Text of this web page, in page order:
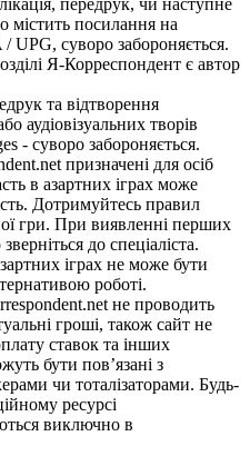
містить посилання на
UPG, суворо забороняється.
Я-Корреспондент є автор
та відтворення
аудіовізуальних творів
- суворо забороняється.
призначені для осіб
в азартних іграх може
Дотримуйтесь правил
гри. При виявленні перших
до спеціаліста.
іграх не може бути
роботі.
не проводить
гроші, також сайт не
ставок та інших
бути пов’язані з
чи тоталізаторами. Будь-
ресурсі
виключно в